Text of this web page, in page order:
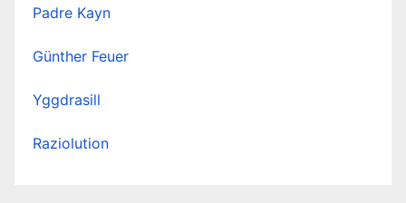
Padre Kayn
Günther Feuer
Yggdrasill
Raziolution